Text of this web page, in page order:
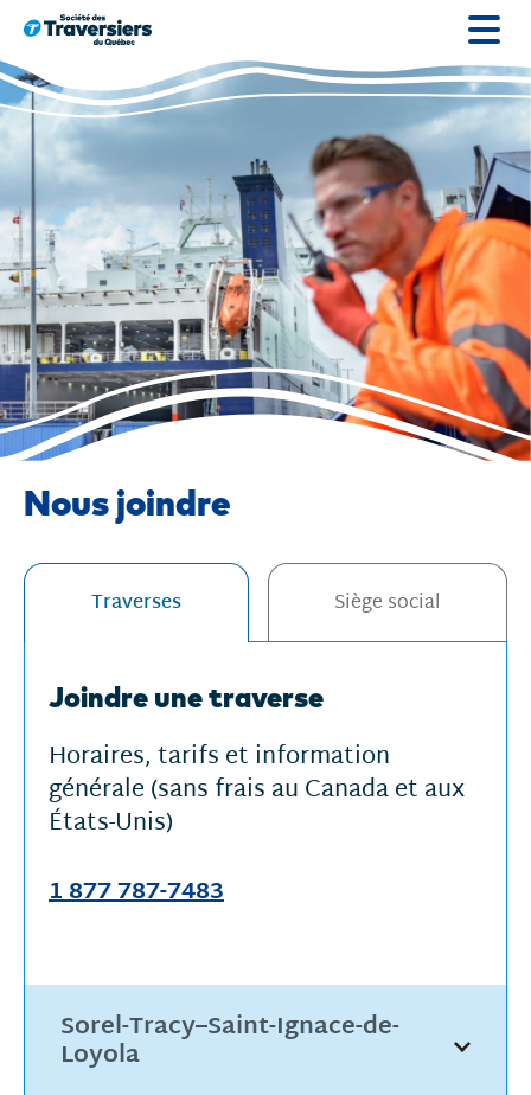
Passer
au
contenu
Nous joindre
Nous
joindreTraverses Siège social
Joindre une traverse
Horaires, tarifs et information
générale (sans frais au Canada et aux
États-Unis)
1 877 787-7483
Sorel-Tracy–Saint-Ignace-de-
Loyola